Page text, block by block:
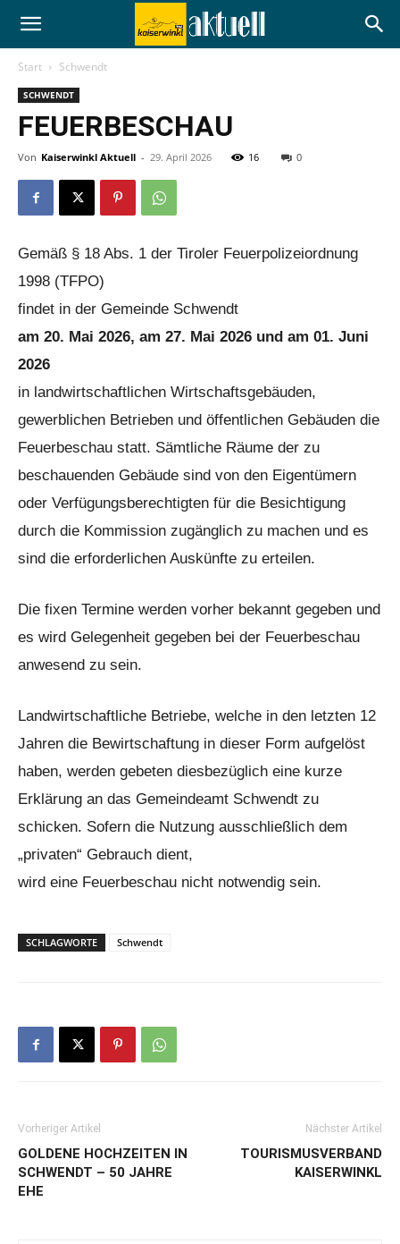
Start Schwendt
SCHWENDT
FEUERBESCHAU
Von Kaiserwinkl Aktuell - 29. April 2026 16 0
Gemäß § 18 Abs. 1 der Tiroler Feuerpolizeiordnung
1998 (TFPO)
findet in der Gemeinde Schwendt
am 20. Mai 2026, am 27. Mai 2026 und am 01. Juni
2026
in landwirtschaftlichen Wirtschaftsgebäuden,
gewerblichen Betrieben und öffentlichen Gebäuden die
Feuerbeschau statt. Sämtliche Räume der zu
beschauenden Gebäude sind von den Eigentümern
oder Verfügungsberechtigten für die Besichtigung
durch die Kommission zugänglich zu machen und es
sind die erforderlichen Auskünfte zu erteilen.
Die fixen Termine werden vorher bekannt gegeben und
es wird Gelegenheit gegeben bei der Feuerbeschau
anwesend zu sein.
Landwirtschaftliche Betriebe, welche in den letzten 12
Jahren die Bewirtschaftung in dieser Form aufgelöst
haben, werden gebeten diesbezüglich eine kurze
Erklärung an das Gemeindeamt Schwendt zu
schicken. Sofern die Nutzung ausschließlich dem
„privaten“ Gebrauch dient,
wird eine Feuerbeschau nicht notwendig sein.
SCHLAGWORTE Schwendt
Vorheriger Artikel
GOLDENE HOCHZEITEN IN
SCHWENDT – 50 JAHRE
EHE
Nächster Artikel
TOURISMUSVERBAND
KAISERWINKL